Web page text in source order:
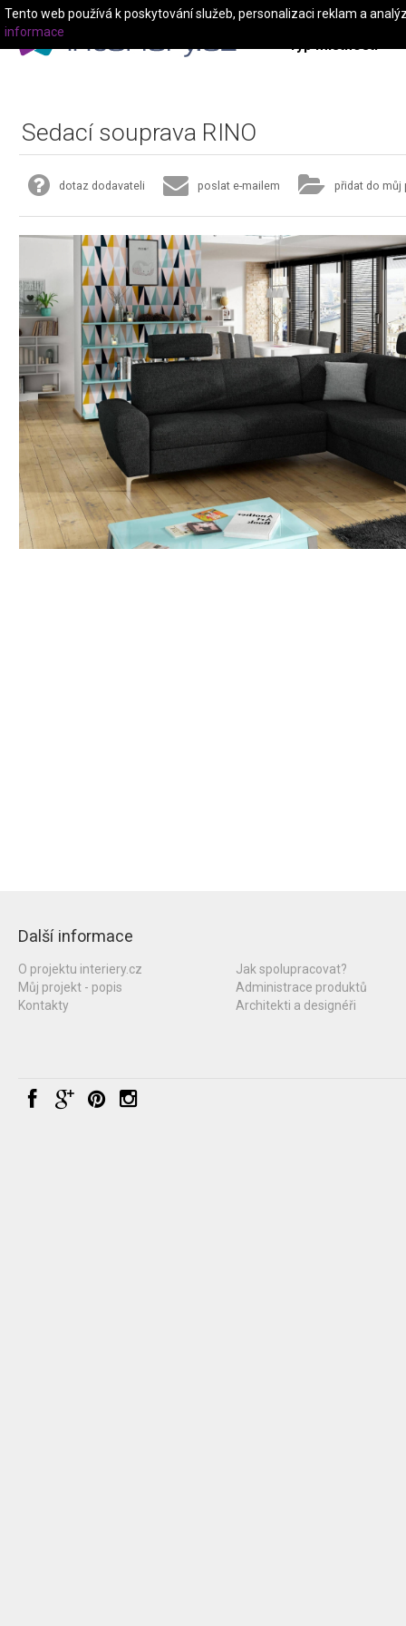
Typ místnosti
Sedací souprava RINO
dotaz dodavateli poslat e-mailem přidat do můj
Další informace
O projektu interiery.cz
Můj projekt - popis
Kontakty
Jak spolupracovat?
Administrace produktů
Architekti a designéři
Tento web používá k poskytování služeb, personalizaci reklam a
informace